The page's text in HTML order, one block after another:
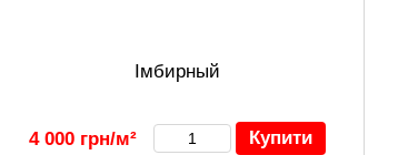
Імбирный
4 000 грн/м² Купити